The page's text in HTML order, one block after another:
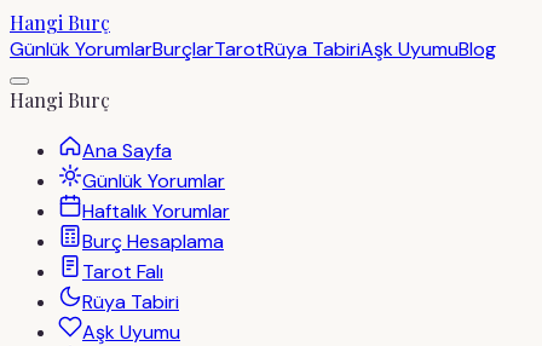
Hangi Burç
Günlük YorumlarBurçlarTarotRüya TabiriAşk UyumuBlog
Hangi Burç
Ana Sayfa
Günlük Yorumlar
Haftalık Yorumlar
Burç Hesaplama
Tarot Falı
Rüya Tabiri
Aşk Uyumu